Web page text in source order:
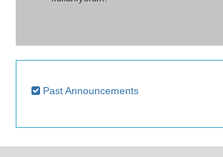
Past Announcements